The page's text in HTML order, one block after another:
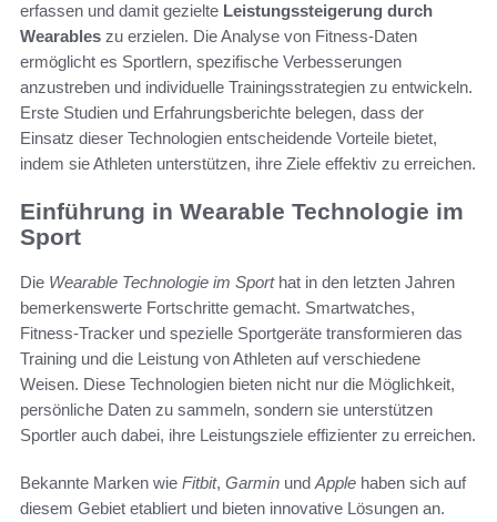
erfassen und damit gezielte Leistungssteigerung durch
Wearables zu erzielen. Die Analyse von Fitness-Daten
ermöglicht es Sportlern, spezifische Verbesserungen
anzustreben und individuelle Trainingsstrategien zu entwickeln.
Erste Studien und Erfahrungsberichte belegen, dass der
Einsatz dieser Technologien entscheidende Vorteile bietet,
indem sie Athleten unterstützen, ihre Ziele effektiv zu erreichen.
Einführung in Wearable Technologie im
Sport
Die Wearable Technologie im Sporthat in den letzten Jahren
bemerkenswerte Fortschritte gemacht. Smartwatches,
Fitness-Tracker und spezielle Sportgeräte transformieren das
Training und die Leistung von Athleten auf verschiedene
Weisen. Diese Technologien bieten nicht nur die Möglichkeit,
persönliche Daten zu sammeln, sondern sie unterstützen
Sportler auch dabei, ihre Leistungsziele effizienter zu erreichen.
Bekannte Marken wie Fitbit, Garmin und Apple haben sich auf
diesem Gebiet etabliert und bieten innovative Lösungen an.